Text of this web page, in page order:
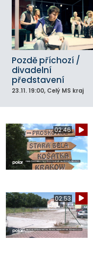
Pozdě příchozí /
divadelní
představení
23.11. 19:00, Celý MS kraj
02:46
02:53